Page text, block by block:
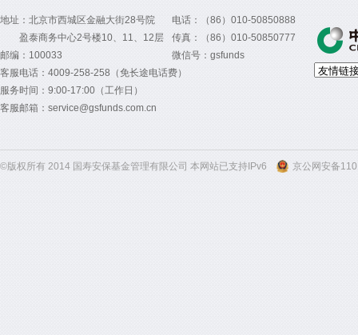
地址：北京市西城区金融大街28号院
盈泰商务中心2号楼10、11、12层
邮编：100033
电话：（86）010-50850888
传真：（86）010-50850777
微信号：gsfunds
客服电话：4009-258-258（免长途电话费）
服务时间：9:00-17:00（工作日）
客服邮箱：service@gsfunds.com.cn
©版权所有 2014 国寿安保基金管理有限公司 本网站已支持IPv6 京公网安备